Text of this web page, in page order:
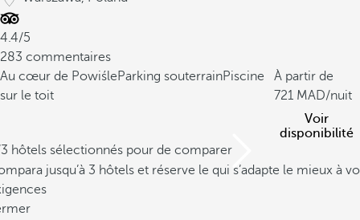
4.4/5
283 commentaires
Au cœur de PowiśleParking souterrainPiscine
sur le toit
À partir de
721
/nuit
Voir
disponibilité
hôtels sélectionnés pour de comparer
jusqu’à 3 hôtels et réserve le qui s’adapte le mieux à